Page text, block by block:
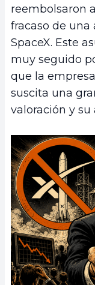
reembolsaron
fracaso de una
SpaceX. Este
muy seguido
que la
suscita una
valoración y su